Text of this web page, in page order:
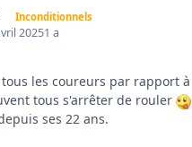
Inconditionnels
20251 a
les coureurs par rapport à
tous s'arrêter de rouler
ses 22 ans.